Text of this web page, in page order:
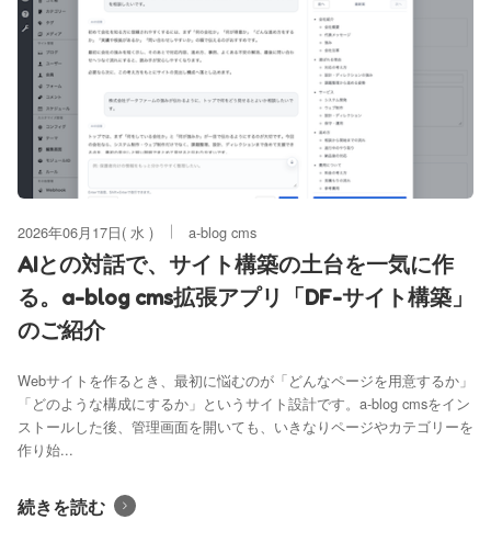
2026年06月17日( 水 ) a-blog cms
AIとの対話で、サイト構築の土台を一気に作
る。a-blog cms拡張アプリ「DF-サイト構築」
のご紹介
Webサイトを作るとき、最初に悩むのが「どんなページを用意するか」
「どのような構成にするか」というサイト設計です。a-blog cmsをイン
ストールした後、管理画面を開いても、いきなりページやカテゴリーを
作り始...
続きを読む